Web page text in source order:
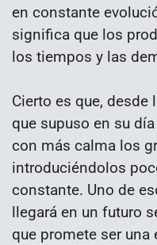
en constante
significa que los
los tiempos y las
Cierto es que, desde
que supuso en su
con más calma los
introduciéndolos
constante. Uno de
llegará en un futuro
que promete ser